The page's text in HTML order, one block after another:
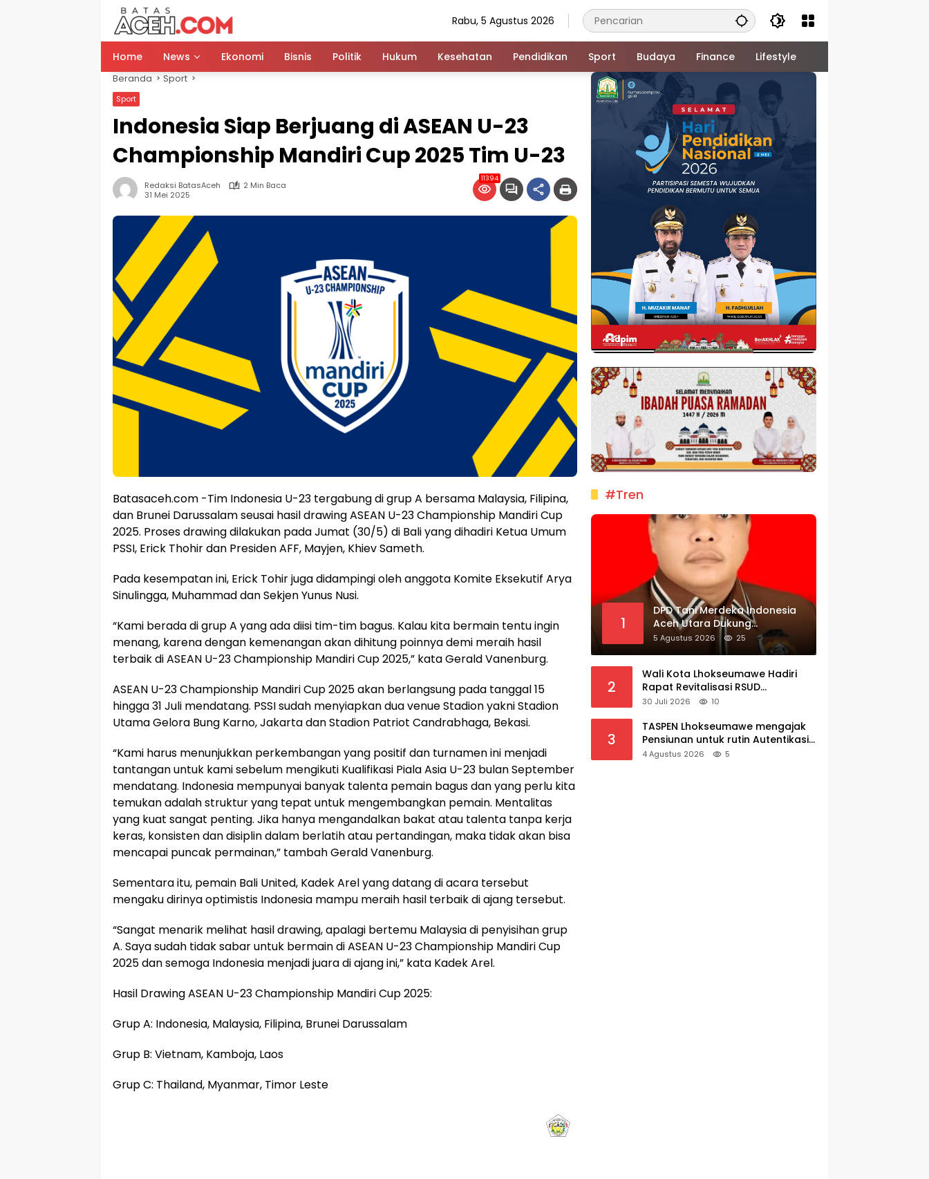
Rabu, 5 Agustus 2026
Home News Ekonomi Bisnis Politik Hukum Kesehatan Pendidikan Sport Budaya Finance Lifestyle
Beranda Sport
Sport
Indonesia Siap Berjuang di ASEAN U-23
Championship Mandiri Cup 2025 Tim U-23
Redaksi BatasAceh
2 Min Baca
31 Mei 2025
11394
Batasaceh.com -Tim Indonesia U-23 tergabung di grup A bersama Malaysia, Filipina,
dan Brunei Darussalam seusai hasil drawing ASEAN U-23 Championship Mandiri Cup
2025. Proses drawing dilakukan pada Jumat (30/5) di Bali yang dihadiri Ketua Umum
PSSI, Erick Thohir dan Presiden AFF, Mayjen, Khiev Sameth.
Pada kesempatan ini, Erick Tohir juga didampingi oleh anggota Komite Eksekutif Arya
Sinulingga, Muhammad dan Sekjen Yunus Nusi.
“Kami berada di grup A yang ada diisi tim-tim bagus. Kalau kita bermain tentu ingin
menang, karena dengan kemenangan akan dihitung poinnya demi meraih hasil
terbaik di ASEAN U-23 Championship Mandiri Cup 2025,” kata Gerald Vanenburg.
ASEAN U-23 Championship Mandiri Cup 2025 akan berlangsung pada tanggal 15
hingga 31 Juli mendatang. PSSI sudah menyiapkan dua venue Stadion yakni Stadion
Utama Gelora Bung Karno, Jakarta dan Stadion Patriot Candrabhaga, Bekasi.
“Kami harus menunjukkan perkembangan yang positif dan turnamen ini menjadi
tantangan untuk kami sebelum mengikuti Kualifikasi Piala Asia U-23 bulan September
mendatang. Indonesia mempunyai banyak talenta pemain bagus dan yang perlu kita
temukan adalah struktur yang tepat untuk mengembangkan pemain. Mentalitas
yang kuat sangat penting. Jika hanya mengandalkan bakat atau talenta tanpa kerja
keras, konsisten dan disiplin dalam berlatih atau pertandingan, maka tidak akan bisa
mencapai puncak permainan,” tambah Gerald Vanenburg.
Sementara itu, pemain Bali United, Kadek Arel yang datang di acara tersebut
mengaku dirinya optimistis Indonesia mampu meraih hasil terbaik di ajang tersebut.
“Sangat menarik melihat hasil drawing, apalagi bertemu Malaysia di penyisihan grup
A. Saya sudah tidak sabar untuk bermain di ASEAN U-23 Championship Mandiri Cup
2025 dan semoga Indonesia menjadi juara di ajang ini,” kata Kadek Arel.
Hasil Drawing ASEAN U-23 Championship Mandiri Cup 2025:
Grup A: Indonesia, Malaysia, Filipina, Brunei Darussalam
Grup B: Vietnam, Kamboja, Laos
Grup C: Thailand, Myanmar, Timor Leste
#Tren
1
DPD Tani Merdeka Indonesia
Aceh Utara Dukung
Ketegasan Kepala BGN
Copot 137 Kepala SPPG
5 Agustus 2026 25
2
Wali Kota Lhokseumawe Hadiri
Rapat Revitalisasi RSUD
Kabupaten Aceh Utara, Bahas
Meutia
30 Juli 2026 10
3
TASPEN Lhokseumawe mengajak
Pensiunan untuk rutin Autentikasi
Awal bulan agar Manfaat Pensiun
4 Agustus 2026 5